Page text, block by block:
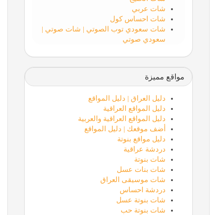
شات عربي
شات احساس كول
شات سعودي توب الصوتي | شات صوتي |
سعودي صوتي
مواقع مميزة
دليل العراق | دليل المواقع
دليل المواقع العراقية
دليل المواقع العراقية والعربية
أضف موقعك | دليل المواقع
دليل مواقع بنوتة
دردشة عراقية
شات بنوتة
شات بنات عسل
شات موسيقى العراق
دردشة احساس
شات بنوتة عسل
شات بنوتة حب